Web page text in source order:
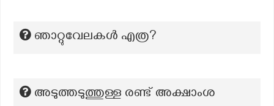
ഞാറ്റുവേലകള്‍ എത്ര?
അടുത്തടുത്തുള്ള രണ്ട് അക്ഷാംശ